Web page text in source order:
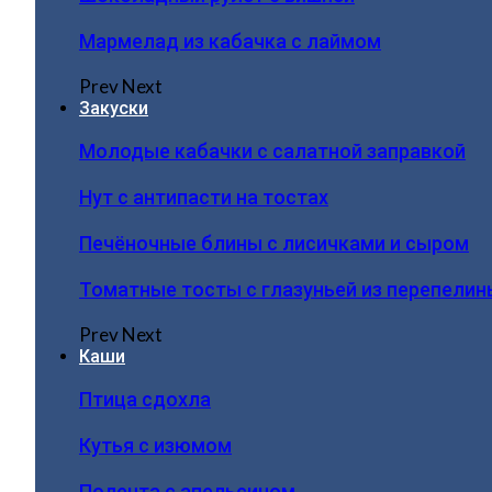
Мармелад из кабачка с лаймом
PrevNext
Закуски
Молодые кабачки с салатной заправкой
Нут с антипасти на тостах
Печёночные блины с лисичками и сыром
Томатные тосты с глазуньей из
PrevNext
Каши
Птица сдохла
Кутья с изюмом